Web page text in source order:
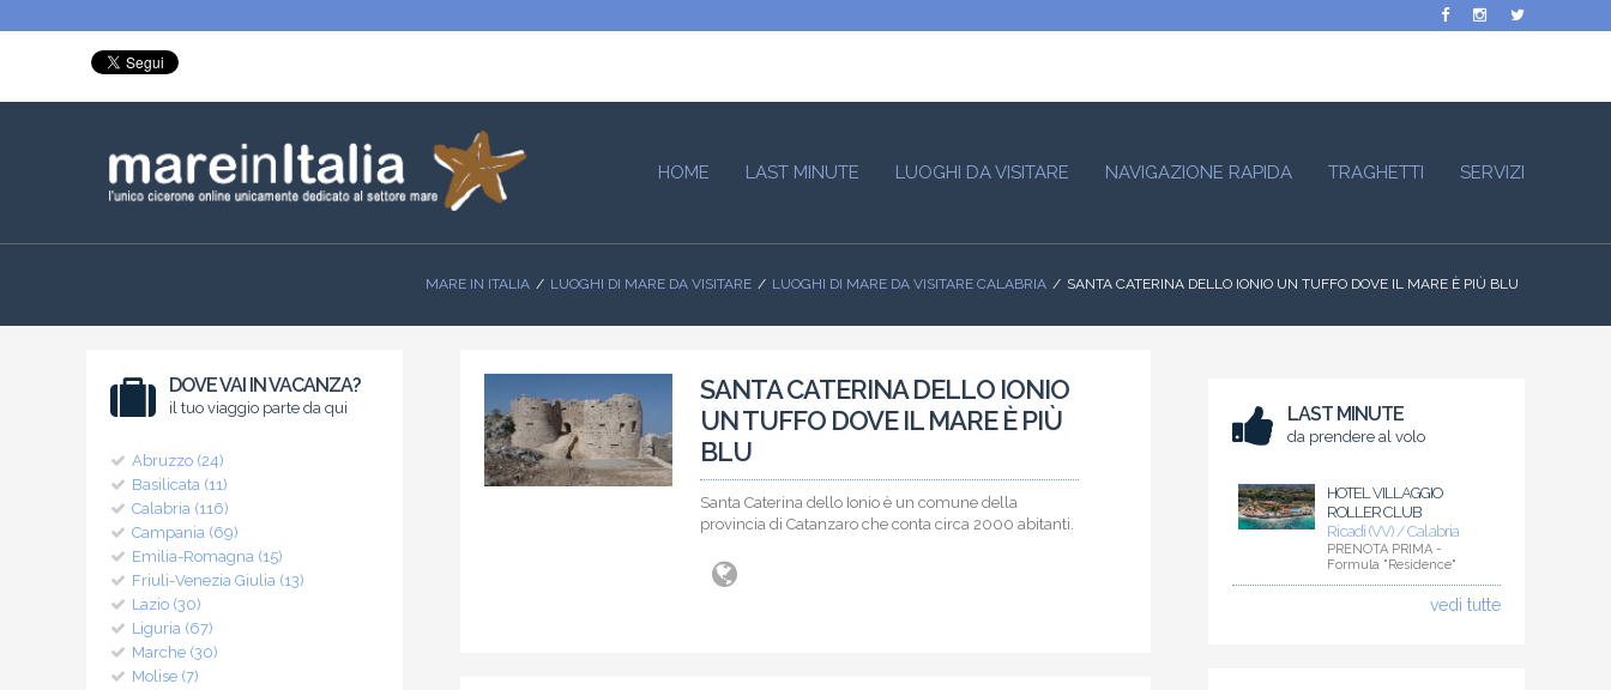
HOME LAST MINUTE LUOGHI DA VISITARE NAVIGAZIONE RAPIDA TRAGHETTI SERVIZI
MARE IN ITALIA LUOGHI DI MARE DA VISITARE LUOGHI DI MARE DA VISITARE CALABRIA SANTA CATERINA DELLO IONIO UN TUFFO DOVE IL MARE È PIÙ BLU
DOVE VAI IN VACANZA?
il tuo viaggio parte da qui
Abruzzo (24)
Basilicata (11)
Calabria (116)
Campania (69)
Emilia-Romagna (15)
Friuli-Venezia Giulia (13)
Lazio (30)
Liguria (67)
Marche (30)
Molise (7)
SANTA CATERINA DELLO IONIO
UN TUFFO DOVE IL MARE È PIÙ
BLU
Santa Caterina dello Ionio è un comune della
provincia di Catanzaro che conta circa 2000 abitanti.
LAST MINUTE
da prendere al volo
HOTEL VILLAGGIO
ROLLER CLUB
Ricadi (VV) / Calabria
PRENOTA PRIMA -
Formula "Residence"
vedi tutte